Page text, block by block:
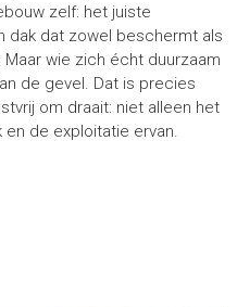
zelf: het juiste
dak dat zowel beschermt als
wie zich écht duurzaam
de gevel. Dat is precies
om draait: niet alleen het
en de exploitatie ervan.